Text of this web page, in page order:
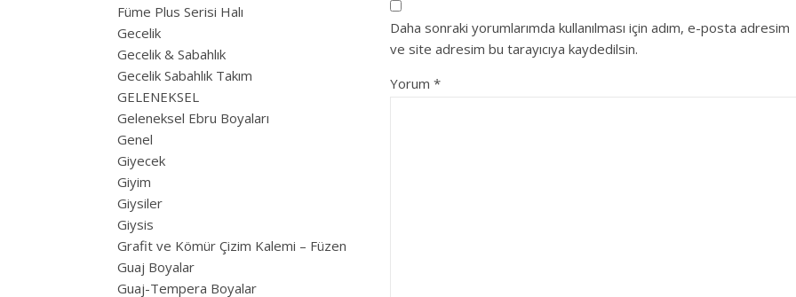
Füme Plus Serisi Halı
Gecelik
Gecelik & Sabahlık
Gecelik Sabahlık Takım
GELENEKSEL
Geleneksel Ebru Boyaları
Genel
Giyecek
Giyim
Giysiler
Giysis
Grafit ve Kömür Çizim Kalemi – Füzen
Guaj Boyalar
Guaj-Tempera Boyalar
Daha sonraki yorumlarımda kullanılması için adım, e-posta adresim
ve site adresim bu tarayıcıya kaydedilsin.
Yorum *